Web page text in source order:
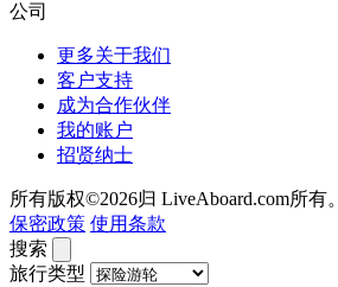
公司
更多关于我们
客户支持
成为合作伙伴
我的账户
招贤纳士
所有版权©2026归 LiveAboard.com所有。
保密政策 使用条款
搜索
旅行类型